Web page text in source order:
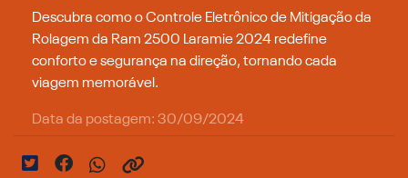
Descubra como o Controle Eletrônico de Mitigação da
Rolagem da Ram 2500 Laramie 2024 redefine
conforto e segurança na direção, tornando cada
viagem memorável.
Data da postagem: 30/09/2024